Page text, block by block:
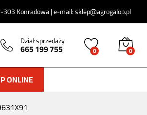
Konradowa | e-mail: sklep@agrogalop.pl
Dział sprzedaży
665 199 755 0 0
ONLINE